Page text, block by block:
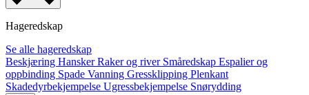
Hageredskap
Se alle hageredskap
Beskjæring HanskerRaker og river Småredskap Espalier og
oppbinding Spade Vanning Gressklipping Plenkant
Skadedyrbekjempelse Ugressbekjempelse Snørydding